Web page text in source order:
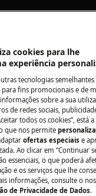
cuidado ao mover
pesados, o mais
por duas
proteção e
luvas de proteção
evitar cortes
cookies para lhe
experiência
tecnologias
para fins promocionais e de
sobre a sua
de redes sociais,
todos os cookies”, está
que nos permite
ofertas especiaise
Ao clicar em “Continuar
essenciais, o que poderá
e os serviços que lhe
informações, consulte o
de Privacidade de Dados.